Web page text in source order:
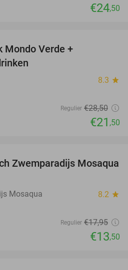
€24,50
Mondo Verde +
8.3 star
Regulier €28,50
€21 ,50
25%
Zwemparadijs Mosaqua
Mosaqua 8.2 star
Regulier €17,95
€13,50